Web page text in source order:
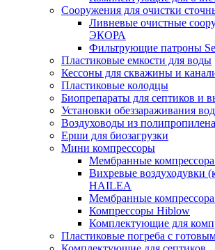
Сооружения для очистки
Ливневые очистные
ЭКОРА
Фильтрующие патроны
Пластиковые емкости для воды
Кессоны для скважины и
Пластиковые колодцы
Биопрепараты для септиков и
Установки обеззараживания
Воздуховоды из полипропилена
Ерши для биозагрузки
Мини компрессоры
Мембранные
Вихревые воздуходувки
HAILEA
Мембранные
Компрессоры Hiblow
Комплектующие для
Пластиковые погреба с